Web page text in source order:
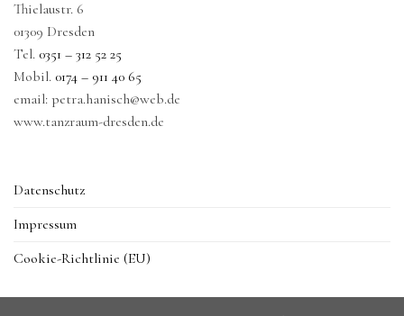
Thielaustr. 6
01309 Dresden
Tel. 0351 – 312 52 25
Mobil. 0174 – 911 40 65
email: petra.hanisch@web.de
www.tanzraum-dresden.de
Datenschutz
Impressum
Cookie-Richtlinie (EU)